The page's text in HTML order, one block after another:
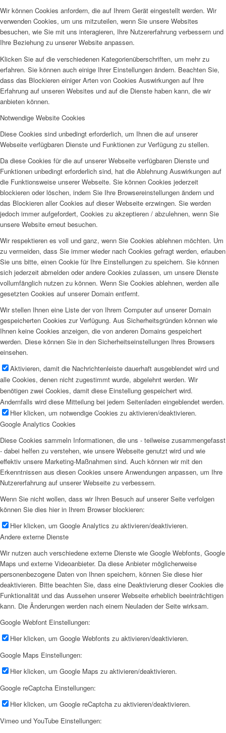
Wir können Cookies anfordern, die auf Ihrem Gerät eingestellt werden. Wir
verwenden Cookies, um uns mitzuteilen, wenn Sie unsere Websites
besuchen, wie Sie mit uns interagieren, Ihre Nutzererfahrung verbessern und
Ihre Beziehung zu unserer Website anpassen.
Klicken Sie auf die verschiedenen Kategorienüberschriften, um mehr zu
erfahren. Sie können auch einige Ihrer Einstellungen ändern. Beachten Sie,
dass das Blockieren einiger Arten von Cookies Auswirkungen auf Ihre
Erfahrung auf unseren Websites und auf die Dienste haben kann, die wir
anbieten können.
Notwendige Website Cookies
Diese Cookies sind unbedingt erforderlich, um Ihnen die auf unserer
Webseite verfügbaren Dienste und Funktionen zur Verfügung zu stellen.
Da diese Cookies für die auf unserer Webseite verfügbaren Dienste und
Funktionen unbedingt erforderlich sind, hat die Ablehnung Auswirkungen auf
die Funktionsweise unserer Webseite. Sie können Cookies jederzeit
blockieren oder löschen, indem Sie Ihre Browsereinstellungen ändern und
das Blockieren aller Cookies auf dieser Webseite erzwingen. Sie werden
jedoch immer aufgefordert, Cookies zu akzeptieren / abzulehnen, wenn Sie
unsere Website erneut besuchen.
Wir respektieren es voll und ganz, wenn Sie Cookies ablehnen möchten. Um
zu vermeiden, dass Sie immer wieder nach Cookies gefragt werden, erlauben
Sie uns bitte, einen Cookie für Ihre Einstellungen zu speichern. Sie können
sich jederzeit abmelden oder andere Cookies zulassen, um unsere Dienste
vollumfänglich nutzen zu können. Wenn Sie Cookies ablehnen, werden alle
gesetzten Cookies auf unserer Domain entfernt.
Wir stellen Ihnen eine Liste der von Ihrem Computer auf unserer Domain
gespeicherten Cookies zur Verfügung. Aus Sicherheitsgründen können wie
Ihnen keine Cookies anzeigen, die von anderen Domains gespeichert
werden. Diese können Sie in den Sicherheitseinstellungen Ihres Browsers
einsehen.
Aktivieren, damit die Nachrichtenleiste dauerhaft ausgeblendet wird und
alle Cookies, denen nicht zugestimmt wurde, abgelehnt werden. Wir
benötigen zwei Cookies, damit diese Einstellung gespeichert wird.
Andernfalls wird diese Mitteilung bei jedem Seitenladen eingeblendet werden.
Hier klicken, um notwendige Cookies zu aktivieren/deaktivieren.
Google Analytics Cookies
Diese Cookies sammeln Informationen, die uns - teilweise zusammengefasst
- dabei helfen zu verstehen, wie unsere Webseite genutzt wird und wie
effektiv unsere Marketing-Maßnahmen sind. Auch können wir mit den
Erkenntnissen aus diesen Cookies unsere Anwendungen anpassen, um Ihre
Nutzererfahrung auf unserer Webseite zu verbessern.
Wenn Sie nicht wollen, dass wir Ihren Besuch auf unserer Seite verfolgen
können Sie dies hier in Ihrem Browser blockieren:
Hier klicken, um Google Analytics zu aktivieren/deaktivieren.
Andere externe Dienste
Wir nutzen auch verschiedene externe Dienste wie Google Webfonts, Google
Maps und externe Videoanbieter. Da diese Anbieter möglicherweise
personenbezogene Daten von Ihnen speichern, können Sie diese hier
deaktivieren. Bitte beachten Sie, dass eine Deaktivierung dieser Cookies die
Funktionalität und das Aussehen unserer Webseite erheblich beeinträchtigen
kann. Die Änderungen werden nach einem Neuladen der Seite wirksam.
Google Webfont Einstellungen:
Hier klicken, um Google Webfonts zu aktivieren/deaktivieren.
Google Maps Einstellungen:
Hier klicken, um Google Maps zu aktivieren/deaktivieren.
Google reCaptcha Einstellungen:
Hier klicken, um Google reCaptcha zu aktivieren/deaktivieren.
Vimeo und YouTube Einstellungen: